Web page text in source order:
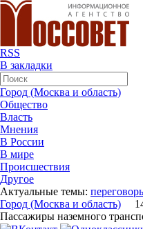
RSS
В закладки
Город (Москва и область)
Общество
Власть
Мнения
В России
В мире
Происшествия
Другое
Актуальные темы:
Город (Москва и область)
Пассажиры наземного